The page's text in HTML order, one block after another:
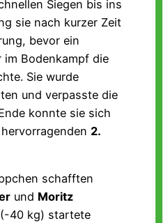
Siegen bis ins
sie nach kurzer Zeit
bevor ein
im Bodenkampf die
Sie wurde
und verpasste die
konnte sie sich
2.
schafften
und Moritz
40 kg) startete